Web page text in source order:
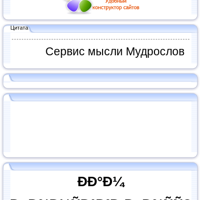
Цитата
Сервис мысли Мудрослов
ÐÐ°Ð¼